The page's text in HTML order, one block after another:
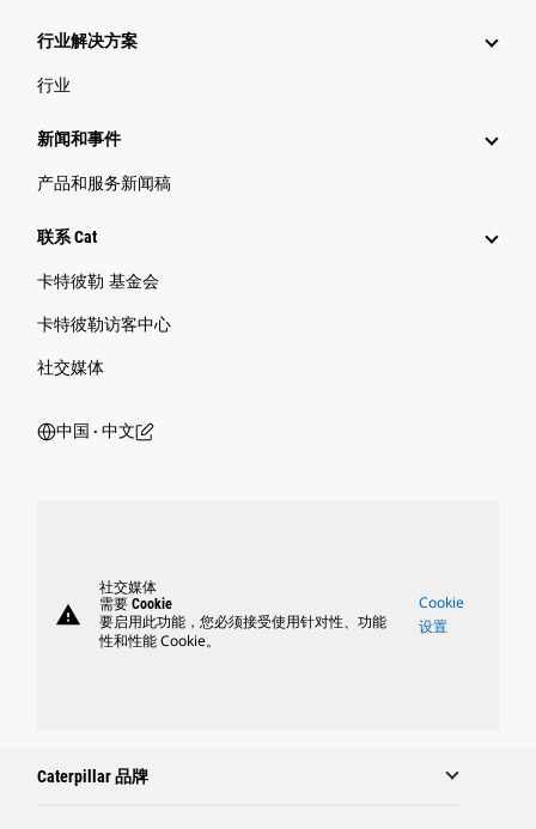
行业解决方案
行业
新闻和事件
产品和服务新闻稿
联系 Cat
卡特彼勒 基金会
卡特彼勒访客中心
社交媒体
中国 ‧ 中文
warning
社交媒体
需要 Cookie
要启用此功能，您必须接受使用针对性、功能
性和性能 Cookie。
Cookie
设置
Caterpillar 品牌